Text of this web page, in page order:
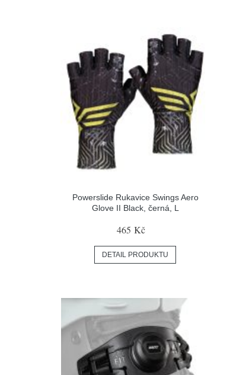
Powerslide Rukavice Swings Aero
Glove II Black, černá, L
465 Kč
DETAIL PRODUKTU